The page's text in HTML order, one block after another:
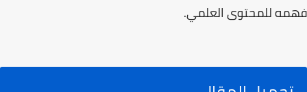
فهمه للمحتوى العلمي.